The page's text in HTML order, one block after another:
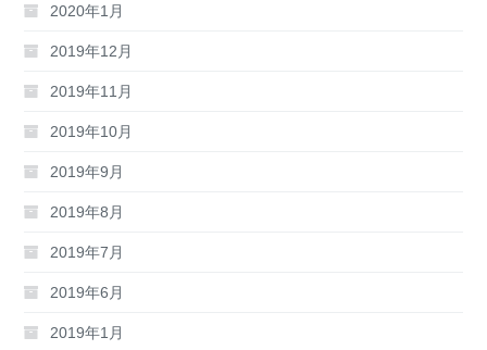
2020年1月
2019年12月
2019年11月
2019年10月
2019年9月
2019年8月
2019年7月
2019年6月
2019年1月